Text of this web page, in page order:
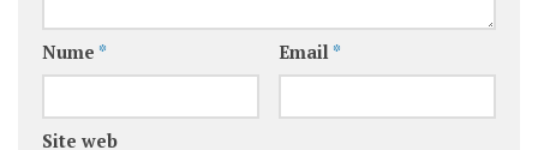
Nume * Email *
Site web